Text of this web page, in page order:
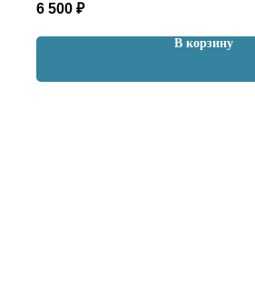
6 500 ₽
В корзину